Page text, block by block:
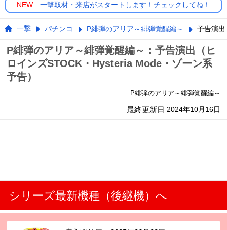
NEW 一撃取材・来店がスタートします！チェックしてね！
一撃 パチンコ P緋弾のアリア～緋弾覚醒編～ 予告演出
P緋弾のアリア～緋弾覚醒編～：予告演出（ヒ
ロインズSTOCK・Hysteria Mode・ゾーン系
予告）
P緋弾のアリア～緋弾覚醒編～
最終更新日 2024年10月16日
シリーズ最新機種（後継機）へ